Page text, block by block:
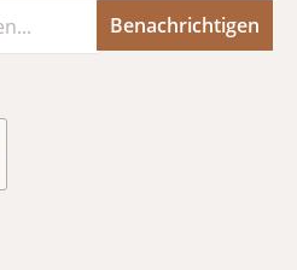
Benachrichtigen
verfügbar.)
ist zurzeit nicht verfügbar.)